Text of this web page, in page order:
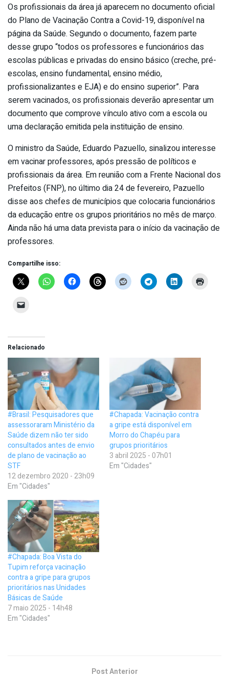
Os profissionais da área já aparecem no documento oficial
do Plano de Vacinação Contra a Covid-19, disponível na
página da Saúde. Segundo o documento, fazem parte
desse grupo “todos os professores e funcionários das
escolas públicas e privadas do ensino básico (creche, pré-
escolas, ensino fundamental, ensino médio,
profissionalizantes e EJA) e do ensino superior”. Para
serem vacinados, os profissionais deverão apresentar um
documento que comprove vínculo ativo com a escola ou
uma declaração emitida pela instituição de ensino.
O ministro da Saúde, Eduardo Pazuello, sinalizou interesse
em vacinar professores, após pressão de políticos e
profissionais da área. Em reunião com a Frente Nacional dos
Prefeitos (FNP), no último dia 24 de fevereiro, Pazuello
disse aos chefes de municípios que colocaria funcionários
da educação entre os grupos prioritários no mês de março.
Ainda não há uma data prevista para o início da vacinação de
professores.
Compartilhe isso:
Relacionado
#Brasil: Pesquisadores que
assessoraram Ministério da
Saúde dizem não ter sido
consultados antes de envio
de plano de vacinação ao
STF
12 dezembro 2020 - 23h09
Em "Cidades"
#Chapada: Vacinação contra
a gripe está disponível em
Morro do Chapéu para
grupos prioritários
3 abril 2025 - 07h01
Em "Cidades"
#Chapada: Boa Vista do
Tupim reforça vacinação
contra a gripe para grupos
prioritários nas Unidades
Básicas de Saúde
7 maio 2025 - 14h48
Em "Cidades"
Post Anterior